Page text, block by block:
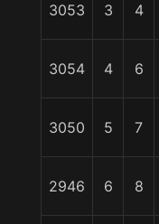
3053 3 4
3054 4 6
3050 5 7
2946 6 8